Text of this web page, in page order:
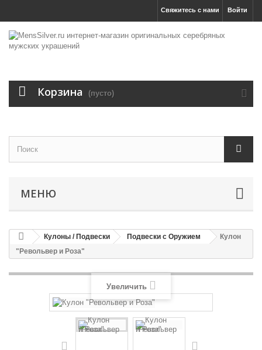
Войти
Свяжитесь с нами
Корзина (пусто)
МЕНЮ
Кулоны / Подвески Подвески с Оружием
Кулон
"Револьвер и Роза"
Увеличить